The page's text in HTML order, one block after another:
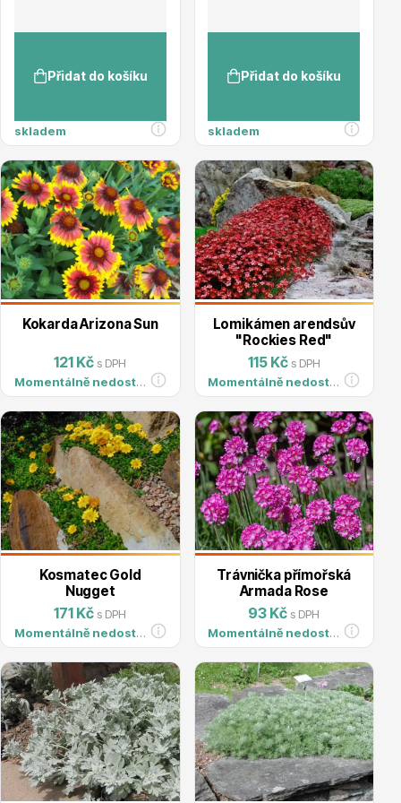
Cibuloviny
Vzrostlé stromy
Nářadí, příslušenství
Postřiky, přípravky
Přidat do košíku
skladem
Přidat do košíku
skladem
Kokarda Arizona Sun
121 Kč s DPH
Momentálně nedostupné
Lomikámen arendsův
"Rockies Red"
115 Kč s DPH
Momentálně nedostupné
Kosmatec Gold
Nugget
171 Kč s DPH
Momentálně nedostupné
Trávnička přímořská
Armada Rose
93 Kč s DPH
Momentálně nedostupné